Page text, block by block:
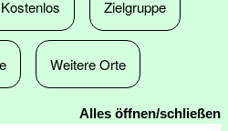
Kostenlos Zielgruppe
Weitere Orte
Alles öffnen/schließen